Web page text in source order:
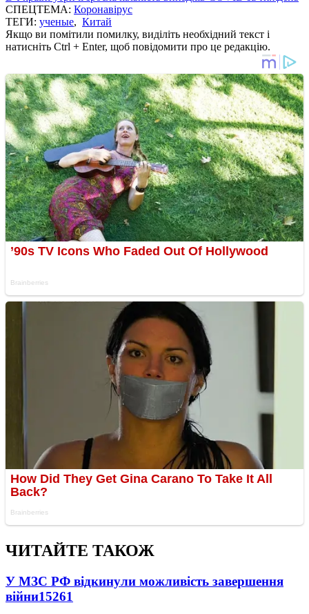
СПЕЦТЕМА: Коронавірус
ТЕГИ: ученые, Китай
Якщо ви помітили помилку, виділіть необхідний текст і
натисніть Ctrl + Enter, щоб повідомити про це редакцію.
ЧИТАЙТЕ ТАКОЖ
У МЗС РФ відкинули можливість завершення
війни15261